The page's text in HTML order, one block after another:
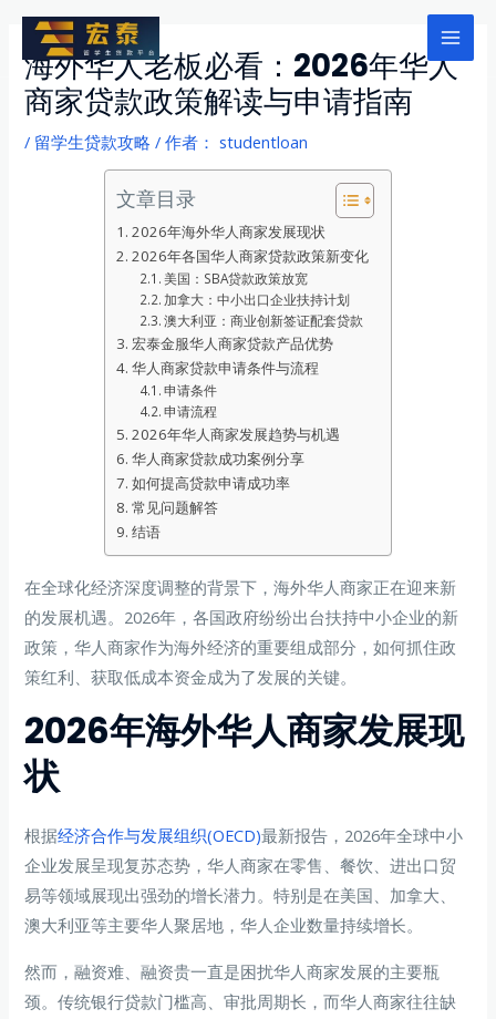
Main
海外华人老板必看：2026年华人
商家贷款政策解读与申请指南
/ 留学生贷款攻略 / 作者： studentloan
文章目录
2026年海外华人商家发展现状
2026年各国华人商家贷款政策新变化
美国：SBA贷款政策放宽
加拿大：中小出口企业扶持计划
澳大利亚：商业创新签证配套贷款
宏泰金服华人商家贷款产品优势
华人商家贷款申请条件与流程
申请条件
申请流程
2026年华人商家发展趋势与机遇
华人商家贷款成功案例分享
如何提高贷款申请成功率
常见问题解答
结语
在全球化经济深度调整的背景下，海外华人商家正在迎来新
的发展机遇。2026年，各国政府纷纷出台扶持中小企业的新
政策，华人商家作为海外经济的重要组成部分，如何抓住政
策红利、获取低成本资金成为了发展的关键。
2026年海外华人商家发展现
状
根据经济合作与发展组织(OECD)最新报告，2026年全球中小
企业发展呈现复苏态势，华人商家在零售、餐饮、进出口贸
易等领域展现出强劲的增长潜力。特别是在美国、加拿大、
澳大利亚等主要华人聚居地，华人企业数量持续增长。
然而，融资难、融资贵一直是困扰华人商家发展的主要瓶
颈。传统银行贷款门槛高、审批周期长，而华人商家往往缺